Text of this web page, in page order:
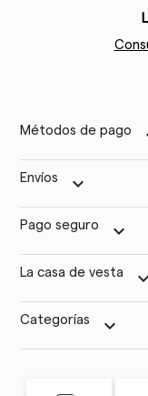
Métodos de pago
Envíos keyboard_arrow_down
Pago seguro keyboard_arrow_down
La casa de vesta keyboard_arrow_down
Categorías keyboard_arrow_down